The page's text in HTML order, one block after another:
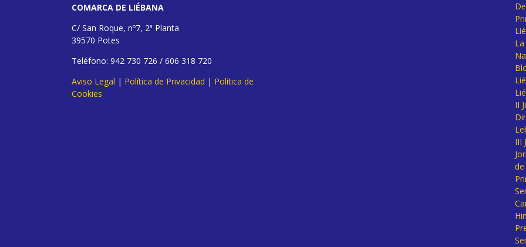
COMARCA DE LIÉBANA
C/ San Roque, nº7, 2ª Planta
39570 Potes
Teléfono: 942 730 726 / 606 318 720
Aviso Legal | Política de Privacidad | Política de
Cookies
II
III